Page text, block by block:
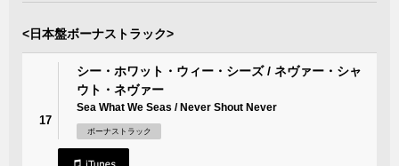
<日本盤ボーナストラック>
17
シー・ホワット・ウィー・シーズ / ネヴァー・シャ
ウト・ネヴァー
Sea What We Seas / Never Shout Never
ボーナストラック